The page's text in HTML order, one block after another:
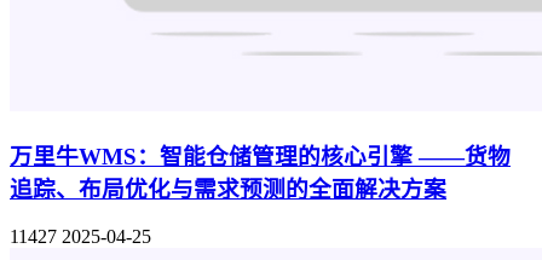
万里牛WMS：智能仓储管理的核心引擎 ——货物
追踪、布局优化与需求预测的全面解决方案
11427 2025-04-25